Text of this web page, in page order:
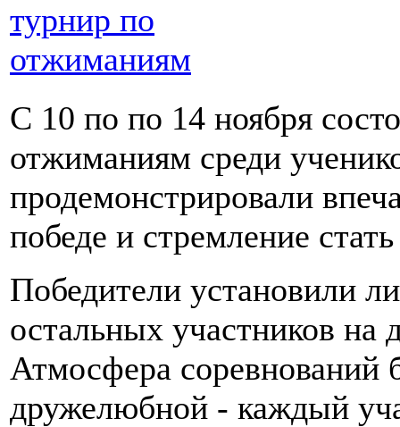
турнир по
отжиманиям
С 10 по по 14 ноября
отжиманиям среди
продемонстрировали
победе и стремление
Победители установили
остальных участников на
Атмосфера соревнований
дружелюбной - каждый